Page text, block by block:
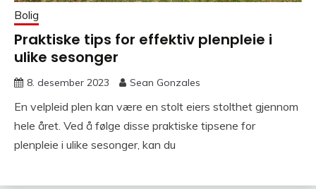
Bolig
Praktiske tips for effektiv plenpleie i
ulike sesonger
8. desember 2023 Sean Gonzales
En velpleid plen kan være en stolt eiers stolthet gjennom
hele året. Ved å følge disse praktiske tipsene for
plenpleie i ulike sesonger, kan du